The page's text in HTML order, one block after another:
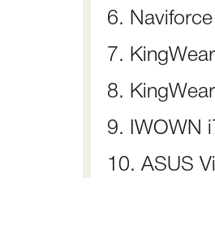
6.
7.
8.
9. IWOWN
10. ASUS